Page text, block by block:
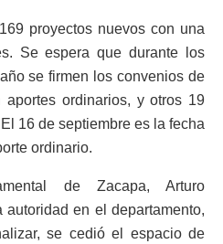
proyectos nuevos con una
Se espera que durante los
se firmen los convenios de
aportes ordinarios, y otros 19
16 de septiembre es la fecha
ordinario.
de Zacapa, Arturo
autoridad en el departamento,
se cedió el espacio de